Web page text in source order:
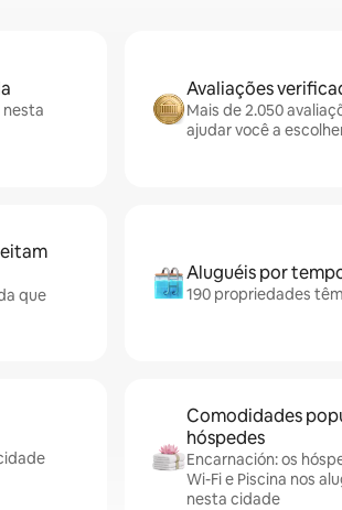
nesta
Avaliações
Mais de 2.050
ajudar você a
que
Aluguéis por
190 propriedades
Comodidades
hóspedes
Encarnación: os
Wi-Fi e Piscina nos
nesta cidade